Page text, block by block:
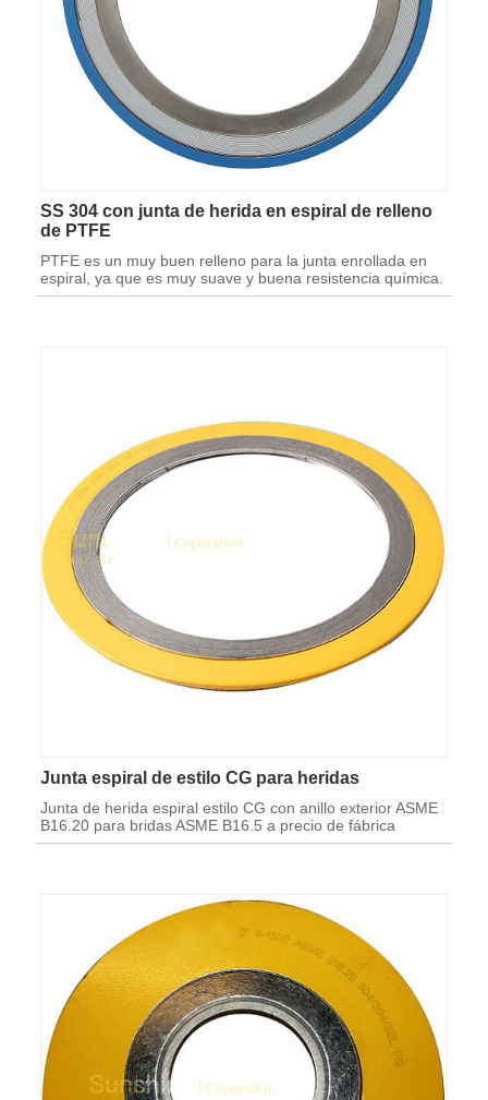
SS 304 con junta de herida en espiral de relleno
de PTFE
PTFE es un muy buen relleno para la junta enrollada en
espiral, ya que es muy suave y buena resistencia química.
Junta espiral de estilo CG para heridas
Junta de herida espiral estilo CG con anillo exterior ASME
B16.20 para bridas ASME B16.5 a precio de fábrica